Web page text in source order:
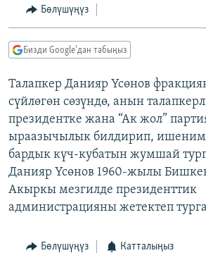
МАДАНИЯТ
ТВ ПРОГРАММАЛАР
ЭКСПЕРТТЕР ТАЛДАЙТ
БИЗ ЖАНА ДҮЙНӨ
ЭЖЕ-СИҢДИЛЕР
АЗАТТЫК+
ЫҢГАЙСЫЗ СУРООЛОР
ӨЗГӨЧӨ ПИКИР
Русский
ОНЛАЙН ШЕРИНЕ
Бөлүшүңүз
Бизди Google'дан табыңыз
Талапкер Данияр Үсөнов
сүйлөгөн сөзүндө, анын
президентке жана “Ак жол”
ыраазычылык билдирип,
бардык күч-кубатын жумшай
Данияр Үсөнов 1960-жылы
Акыркы мезгилде президенттик
администрацияны жетектеп
Бөлүшүңүз Катталыңыз